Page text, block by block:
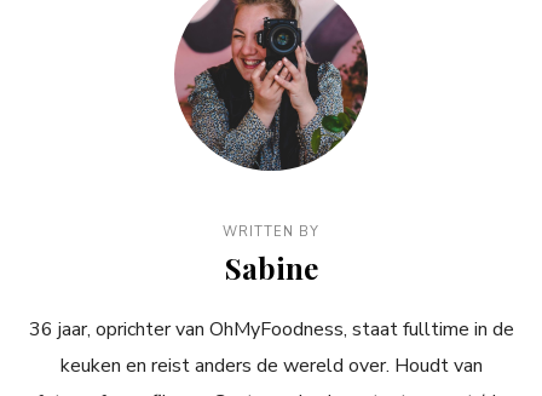
WRITTEN BY
Sabine
36 jaar, oprichter van OhMyFoodness, staat fulltime in de
keuken en reist anders de wereld over. Houdt van